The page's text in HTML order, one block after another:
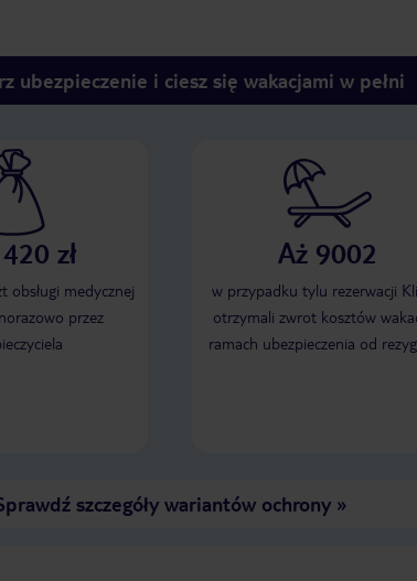
do nietypowego układu,
wind, którymi jeździ
(choćby dlatego, że
jak i cieplejsze (są dwa
odkryte, w tym jeden z
widokiem na miasto i
ubezpieczenie i ciesz się wakacjami w pełni
zł
obsługi medycznej
przez
Aż 9002
w przypadku tylu rezerwacji
otrzymali zwrot kosztów
ramach ubezpieczenia od
szczegóły wariantów ochrony»